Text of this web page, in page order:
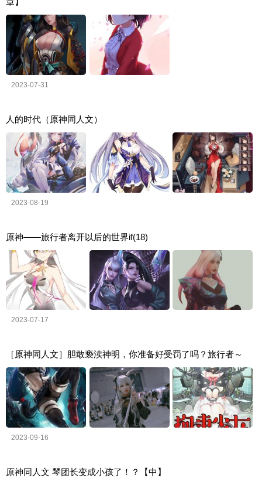
2023-07-31
人的时代（原神同人文）
2023-08-19
原神——旅行者离开以后的世界if(18)
2023-07-17
［原神同人文］胆敢亵渎神明，你准备好受罚了吗？旅行者～
2023-09-16
原神同人文 琴团长变成小孩了！？【中】